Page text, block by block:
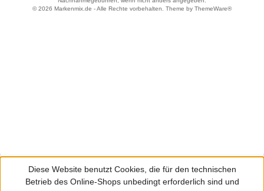
© 2026 Markenmix.de - Alle Rechte vorbehalten. Theme by ThemeWare®
Diese Website benutzt Cookies, die für den technischen
Betrieb des Online-Shops unbedingt erforderlich sind und